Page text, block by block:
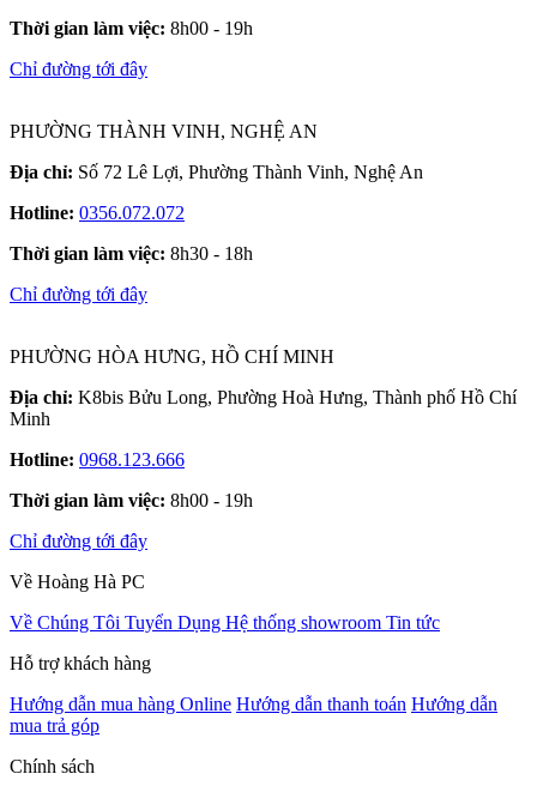
Thời gian làm việc: 8h00 - 19h
Chỉ đường tới đây
PHƯỜNG THÀNH VINH, NGHỆ AN
Địa chỉ: Số 72 Lê Lợi, Phường Thành Vinh, Nghệ An
Hotline: 0356.072.072
Thời gian làm việc: 8h30 - 18h
Chỉ đường tới đây
PHƯỜNG HÒA HƯNG, HỒ CHÍ MINH
Địa chỉ: K8bis Bửu Long, Phường Hoà Hưng, Thành phố Hồ Chí
Minh
Hotline: 0968.123.666
Thời gian làm việc: 8h00 - 19h
Chỉ đường tới đây
Về Hoàng Hà PC
Về Chúng Tôi Tuyển Dụng Hệ thống showroom Tin tức
Hỗ trợ khách hàng
Hướng dẫn mua hàng Online Hướng dẫn thanh toán Hướng dẫn
mua trả góp
Chính sách